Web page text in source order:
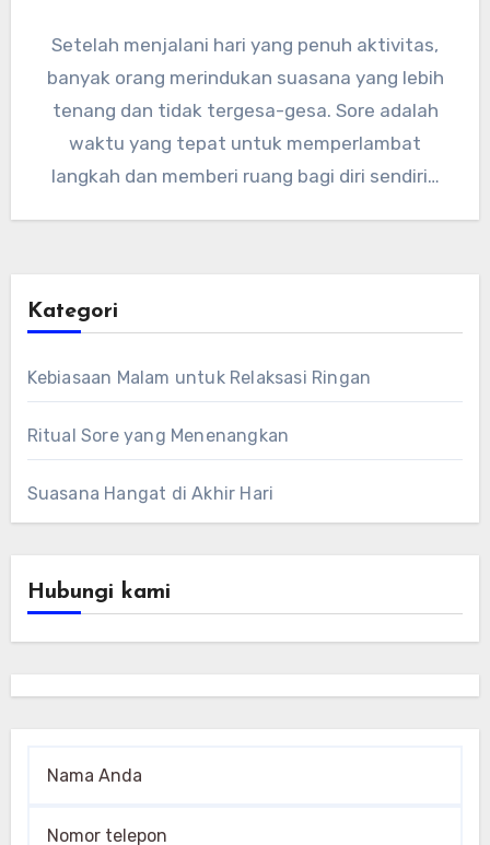
Setelah menjalani hari yang penuh aktivitas,
banyak orang merindukan suasana yang lebih
tenang dan tidak tergesa-gesa. Sore adalah
waktu yang tepat untuk memperlambat
langkah dan memberi ruang bagi diri sendiri…
Kategori
Kebiasaan Malam untuk Relaksasi Ringan
Ritual Sore yang Menenangkan
Suasana Hangat di Akhir Hari
Hubungi kami